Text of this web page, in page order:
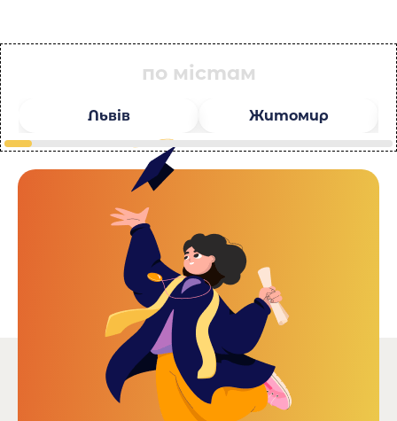
по містам
Львів Житомир